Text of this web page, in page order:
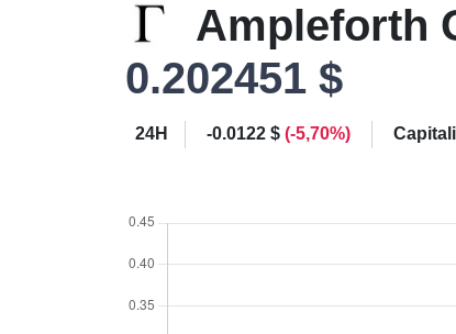
Ampleforth
0.202451 $
24H -0.0122 $ (-5,70%)